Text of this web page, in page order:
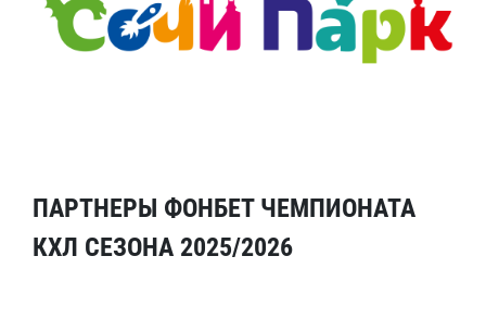
ПАРТНЕРЫ ФОНБЕТ ЧЕМПИОНАТА
КХЛ СЕЗОНА 2025/2026